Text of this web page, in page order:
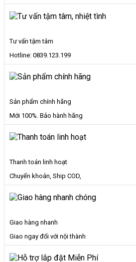
Mầm
Non
số
Tư vấn tậm tâm
Hotline: 0839.123.199
Sản phẩm chính hãng
Mới 100%. Bảo hành hãng
Thanh toán linh hoạt
Chuyển khoản, Ship COD,
Giao hàng nhanh
Giao ngay đối với nội thành